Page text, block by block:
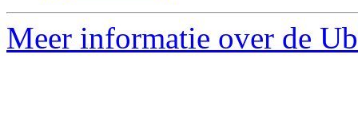
Meer informatie over de